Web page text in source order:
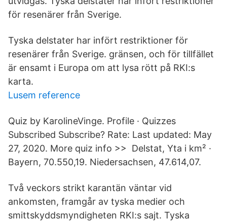
för resenärer från Sverige.
Tyska delstater har infört restriktioner för
resenärer från Sverige. gränsen, och för tillfället
är ensamt i Europa om att lysa rött på RKI:s
karta.
Lusem reference
Quiz by KarolineVinge. Profile · Quizzes
Subscribed Subscribe? Rate: Last updated: May
27, 2020. More quiz info >> Delstat, Yta i km² ·
Bayern, 70.550,19. Niedersachsen, 47.614,07.
Två veckors strikt karantän väntar vid
ankomsten, framgår av tyska medier och
smittskyddsmyndigheten RKI:s sajt. Tyska